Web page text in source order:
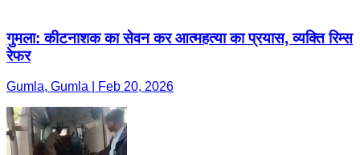
गुमला: कीटनाशक का सेवन कर आत्महत्या का प्रयास, व्यक्ति रिम्स
रेफर
Gumla, Gumla | Feb 20, 2026